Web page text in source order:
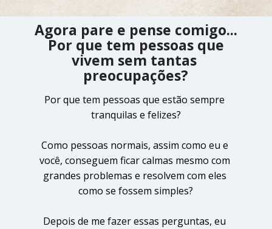
Agora pare e pense comigo...
Por que tem pessoas que
vivem sem tantas
preocupações?
Por que tem pessoas que estão sempre
tranquilas e felizes?
Como pessoas normais, assim como eu e
você, conseguem ficar calmas mesmo com
grandes problemas e resolvem com eles
como se fossem simples?
Depois de me fazer essas perguntas, eu